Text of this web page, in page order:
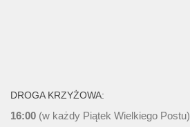
DROGA KRZYŻOWA:
16:00 (w każdy Piątek Wielkiego Postu)